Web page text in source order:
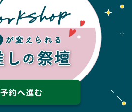
予約へ進む